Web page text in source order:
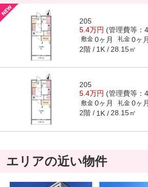
205
5.4万円 (管理費等：
敷金 0ヶ月 礼金 0ヶ月
2階 1K 28.15㎡
205
5.4万円 (管理費等：
敷金 0ヶ月 礼金 0ヶ月
2階 1K 28.15㎡
エリアの近い物件